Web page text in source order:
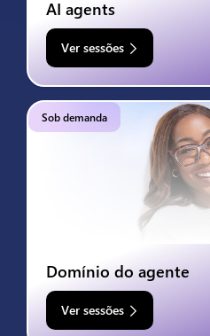
AI agents
Ver sessões
Sob demanda
Domínio do agente
Ver sessões